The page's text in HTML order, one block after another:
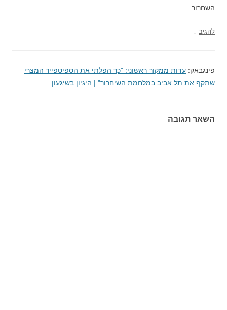
השחרור.
להגיב ↓
פינגבאק: עדות ממקור ראשוני: "כך הפלתי את הספיטפייר המצרי
שתקף את תל אביב במלחמת השיחרור" | היגיון בשיגעון
השאר תגובה